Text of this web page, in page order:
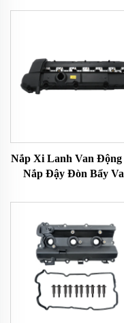
Nắp Xi Lanh Van Động
Nắp Đậy Đòn Bẩy
Series E36 323i 328i M3
11121703341